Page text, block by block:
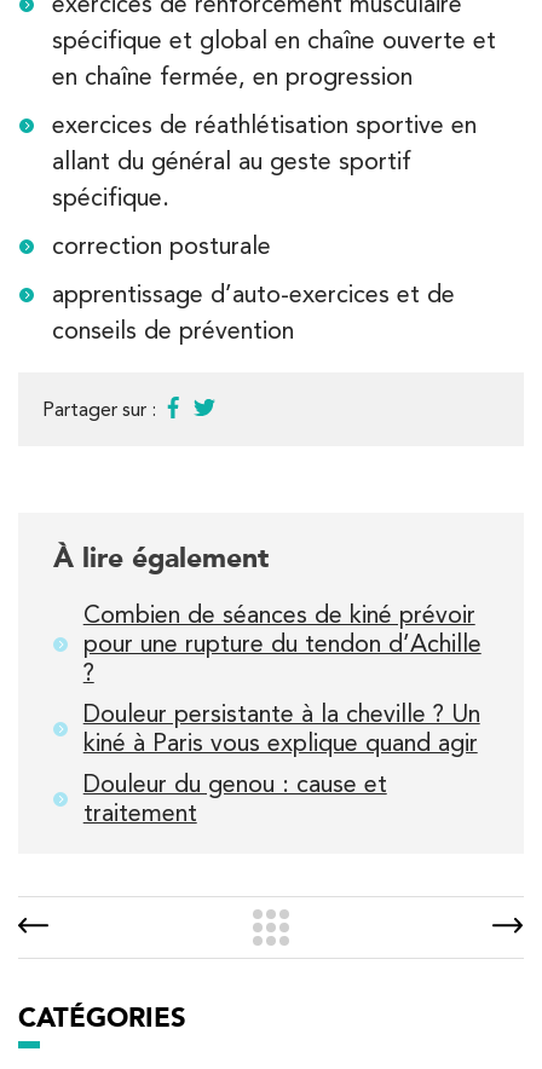
spécifique et global en chaîne ouverte et
en chaîne fermée, en progression
exercices de réathlétisation sportive en
allant du général au geste sportif
spécifique.
correction posturale
apprentissage d’auto-exercices et de
conseils de prévention
Partager sur :
À lire également
Combien de séances de kiné prévoir
pour une rupture du tendon d’Achille
?
Douleur persistante à la cheville ? Un
kiné à Paris vous explique quand agir
Douleur du genou : cause et
traitement
CATÉGORIES